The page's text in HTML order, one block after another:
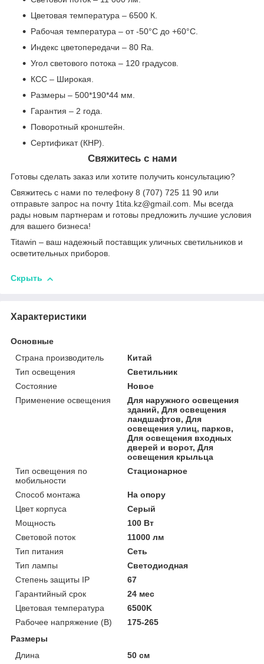
Цветовая температура – 6500 К.
Рабочая температура – от -50°С до +60°С.
Индекс цветопередачи – 80 Ra.
Угол светового потока – 120 градусов.
КСС – Широкая.
Размеры – 500*190*44 мм.
Гарантия – 2 года.
Поворотный кронштейн.
Сертификат (КНР).
Свяжитесь с нами
Готовы сделать заказ или хотите получить консультацию?
Свяжитесь с нами по телефону 8 (707) 725 11 90 или
отправьте запрос на почту 1tita.kz@gmail.com. Мы всегда
рады новым партнерам и готовы предложить лучшие условия
для вашего бизнеса!
Titawin – ваш надежный поставщик уличных светильников и
осветительных приборов.
Скрыть
Характеристики
Основные
Страна производитель
Китай
Тип освещения
Светильник
Состояние
Новое
Применение освещения
Для наружного освещения
зданий, Для освещения
ландшафтов, Для
освещения улиц, парков,
Для освещения входных
дверей и ворот, Для
освещения крыльца
Тип освещения по
мобильности
Стационарное
Способ монтажа
На опору
Цвет корпуса
Серый
Мощность
100 Вт
Световой поток
11000 лм
Тип питания
Сеть
Тип лампы
Светодиодная
Степень защиты IP
67
Гарантийный срок
24 мес
Цветовая температура
6500K
Рабочее напряжение (В)
175-265
Размеры
Длина
50 см